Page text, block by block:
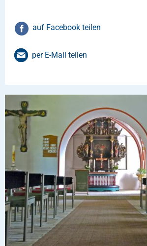
auf Facebook teilen
per E-Mail teilen